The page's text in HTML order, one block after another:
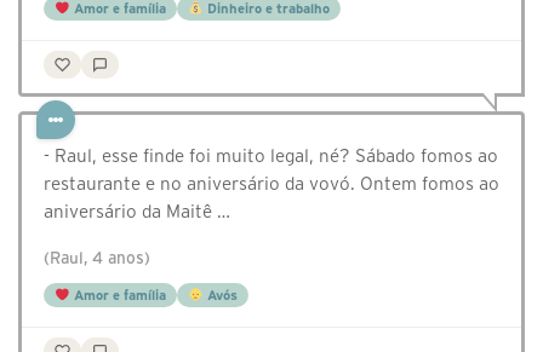
Amor e família Dinheiro e trabalho
- Raul, esse finde foi muito legal, né? Sábado fomos ao
restaurante e no aniversário da vovó. Ontem fomos ao
aniversário da Maitê …
(Raul, 4 anos)
Amor e família Avós